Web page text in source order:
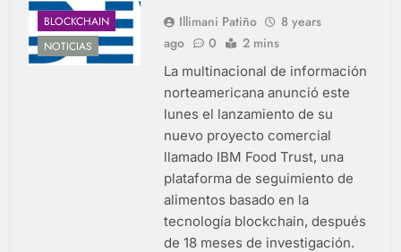
BLOCKCHAIN
NOTICIAS
Illimani Patiño
8 years
ago
0 2 mins
La multinacional de información
norteamericana anunció este
lunes el lanzamiento de su
nuevo proyecto comercial
llamado IBM Food Trust, una
plataforma de seguimiento de
alimentos basado en la
tecnología blockchain, después
de 18 meses de investigación.